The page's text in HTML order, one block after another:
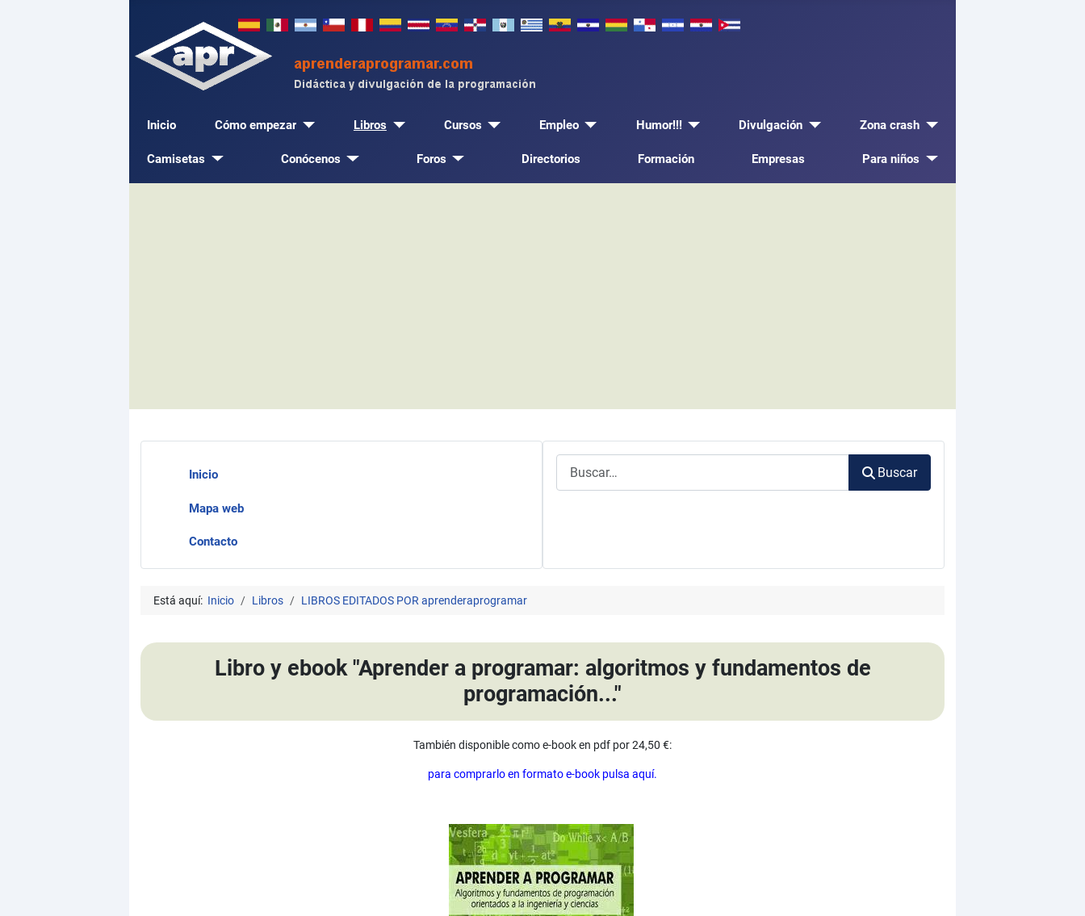
Inicio Cómo empezar Libros Cursos Empleo Humor!!! Divulgación Zona crash
Camisetas Conócenos Foros Directorios Formación Empresas Para niños
Inicio
Mapa web
Contacto
Buscar
Está aquí: Inicio Libros LIBROS EDITADOS POR aprenderaprogramar
Libro y ebook "Aprender a programar: algoritmos y fundamentos de
programación..."
También disponible como e-book en pdf por 24,50 €:
para comprarlo en formato e-book pulsa aquí.